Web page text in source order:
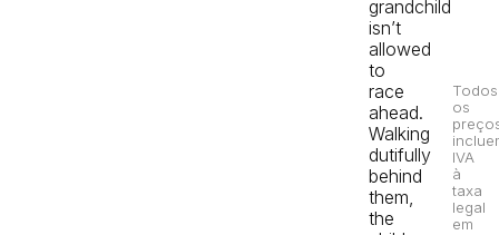
grandchild
isn’t
allowed
to
race
ahead.
Walking
dutifully
behind
them,
the
Todos
os
IVA
à
taxa
legal
em